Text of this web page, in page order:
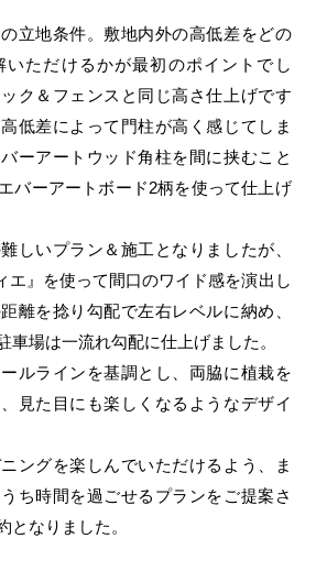
立地条件。敷地内外の高低差をどの
いただけるかが最初のポイントでし
ク＆フェンスと同じ高さ仕上げです
低差によって門柱が高く感じてしま
ーアートウッド角柱を間に挟むこと
バーアートボード2柄を使って仕上げ
しいプラン＆施工となりましたが、
エ』を使って間口のワイド感を演出し
離を捻り勾配で左右レベルに納め、
車場は一流れ勾配に仕上げました。
ルラインを基調とし、両脇に植栽を
見た目にも楽しくなるようなデザイ
ングを楽しんでいただけるよう、ま
ち時間を過ごせるプランをご提案さ
となりました。